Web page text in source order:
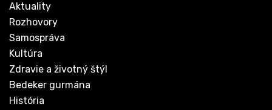
Aktuality
Rozhovory
Samospráva
Kultúra
Zdravie a životný štýl
Bedeker gurmána
História